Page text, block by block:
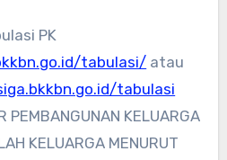
PK
tabulasi/ atau
tabulasi
PEMBANGUNAN KELUARGA
KELUARGA MENURUT